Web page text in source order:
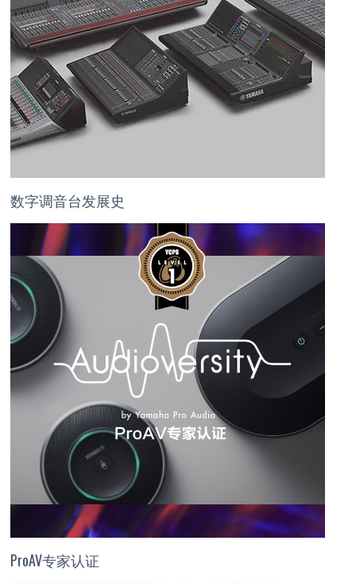
数字调音台发展史
ProAV专家认证